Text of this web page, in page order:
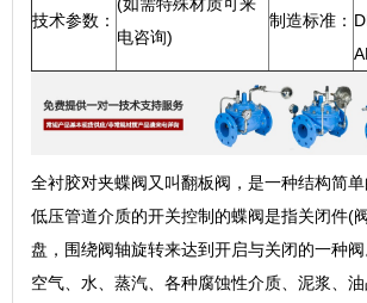
技术参数：
(如需特殊材质可来
电咨询)
制造标准：
全衬胶对夹蝶阀又叫翻板阀，是一种结构简
低压管道介质的开关控制的蝶阀是指关闭件(
盘，围绕阀轴旋转来达到开启与关闭的一种
空气、水、蒸汽、各种腐蚀性介质、泥浆、